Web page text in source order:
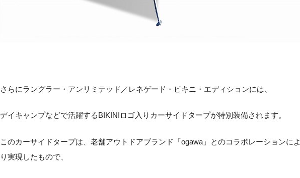
さらにラングラー・アンリミテッド／レネゲード・ビキニ・エディションには、
デイキャンプなどで活躍するBIKINIロゴ入りカーサイドタープが特別装備されます。
このカーサイドタープは、老舗アウトドアブランド「ogawa」とのコラボレーションによ
り実現したもので、